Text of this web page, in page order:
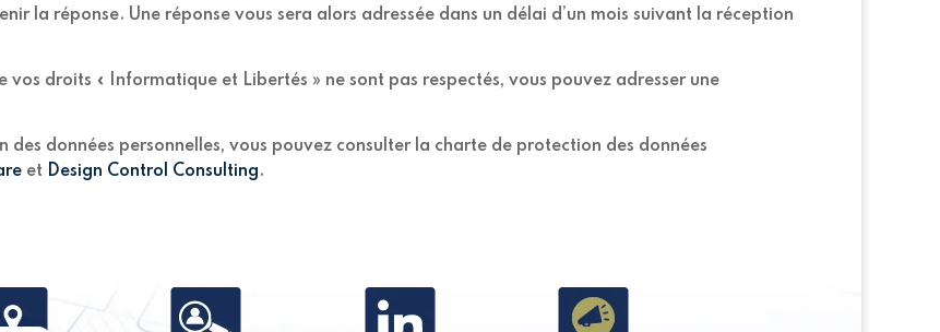
la réponse. Une réponse vous sera alors adressée dans un délai d’un mois suivant la réception
vos droits « Informatique et Libertés » ne sont pas respectés, vous pouvez adresser une
données personnelles, vous pouvez consulter la charte de protection des données
et Design Control Consulting.